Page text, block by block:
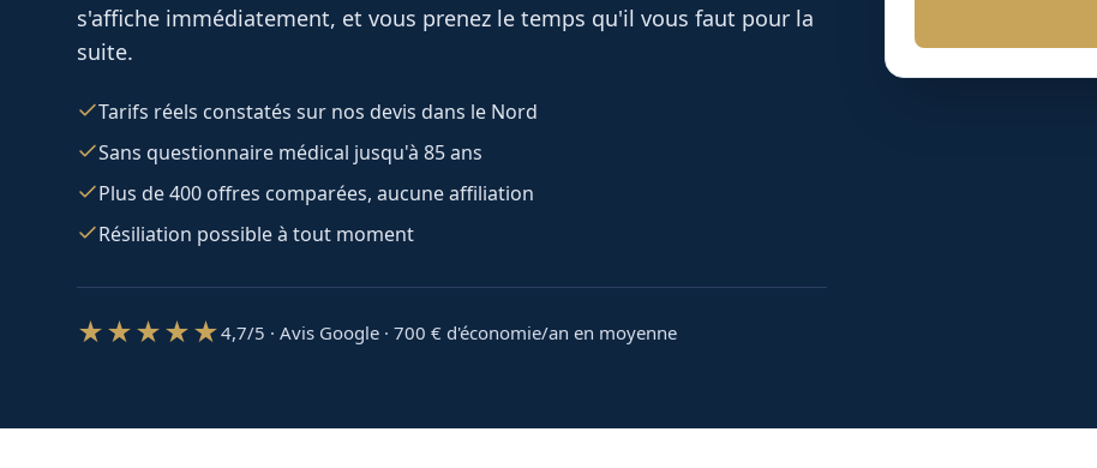
s'affiche immédiatement, et vous prenez le temps qu'il vous faut pour la
suite.
Tarifs réels constatés sur nos devis dans le Nord
Sans questionnaire médical jusqu'à 85 ans
Plus de 400 offres comparées, aucune affiliation
Résiliation possible à tout moment
★★★★★4,7/5 · Avis Google · 700 € d'économie/an en moyenne